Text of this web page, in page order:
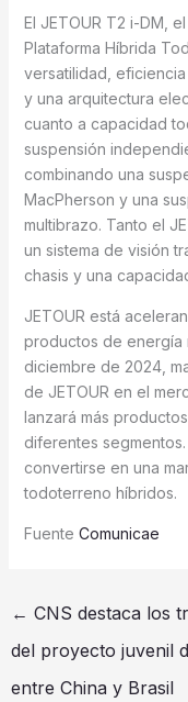
El JETOUR T2 i-DM,
Plataforma Híbrida
versatilidad,
y una arquitectura
cuanto a capacidad
suspensión
combinando una
MacPherson y una
multibrazo. Tanto el
un sistema de visión
chasis y una
JETOUR está
productos de energía
diciembre de 2024,
de JETOUR en el
lanzará más
diferentes
convertirse en una
todoterreno híbridos.
Fuente Comunicae
← CNS destaca los
del proyecto juvenil
entre China y Brasil